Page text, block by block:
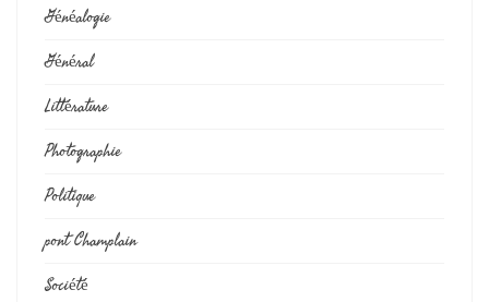
Généalogie
Général
Littérature
Photographie
Politique
pont Champlain
Société